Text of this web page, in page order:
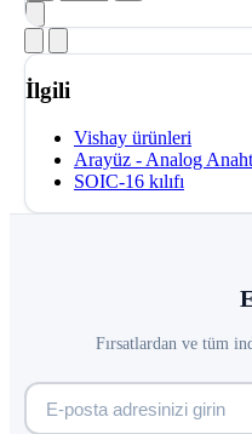
İlgili
Vishay ürünleri
Arayüz - Analog
SOIC-16 kılıfı
Fırsatlardan ve tüm